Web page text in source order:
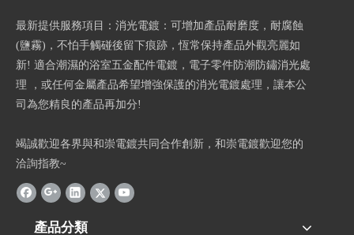
最新提供服務項目：消光電鍍：可增加產品耐磨度，耐腐蝕
(鹽霧)，不怕手觸碰後留下痕跡，恆常保持產品外觀亮麗如
新! 適合潮濕的浴室五金配件電鍍，電子零件防潮防鏽消光處
理 ，或任何金屬產品希望增強保護的消光電鍍處理，讓本公
司為您精良的產品再加分!
竭誠歡迎各界與和崇電鍍共同合作創新，和崇電鍍歡迎您的
洽詢指教~
產品分類